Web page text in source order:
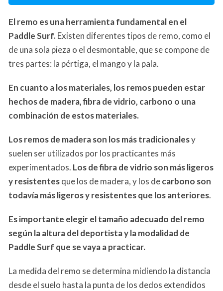
El remo es una herramienta fundamental en el
Paddle Surf.Existen diferentes tipos de remo, como el
de una sola pieza o el desmontable, que se compone de
tres partes: la pértiga, el mango y la pala.
En cuanto a los materiales, los remos pueden estar
hechos de madera, fibra de vidrio, carbono o una
combinación de estos materiales.
Los remos de madera son los más tradicionalesy
suelen ser utilizados por los practicantes más
experimentados. Los de fibra de vidrio son más ligeros
y resistentesque los de madera, y los decarbono son
todavía más ligeros y resistentes que los anteriores.
Es importante elegir el tamaño adecuado del remo
según la altura del deportista y la modalidad de
Paddle Surf que se vaya a practicar.
La medida del remo se determina midiendo la distancia
desde el suelo hasta la punta de los dedos extendidos